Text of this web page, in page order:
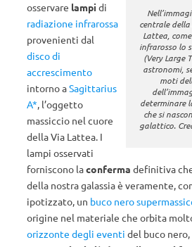
centrale
Lattea,
infrarosso lo
(Very Large
astronomi,
moti
determinare
che si
galattico.
osservare lampi di
radiazione infrarossa
provenienti dal
disco di
accrescimento
intorno aSagittarius
A*, l’oggetto
massiccio nel cuore
della Via Lattea. I
lampi osservati
forniscono laconferma definitiva
della nostra galassia è veramente,
ipotizzato, un buco nero
origine nel materiale che orbita
orizzonte degli eventi del buco